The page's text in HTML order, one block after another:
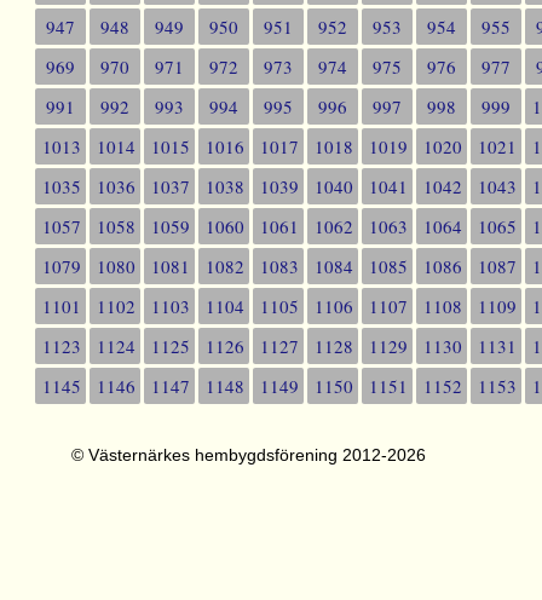
947
948 949 950 951 952 953 954 955
969
970 971 972 973 974 975 976 977
991
992 993 994 995 996 997 998 999
1013
1014 1015 1016 1017 1018 1019 1020 1021
1035
1036 1037 1038 1039 1040 1041 1042 1043
1057
1058 1059 1060 1061 1062 1063 1064 1065
1079
1080 1081 1082 1083 1084 1085 1086 1087
1101
1102 1103 1104 1105 1106 1107 1108 1109
1123
1124 1125 1126 1127 1128 1129 1130 1131
1145
1146 1147 1148 1149 1150 1151 1152 1153
© Västernärkes hembygdsförening 2012-2026